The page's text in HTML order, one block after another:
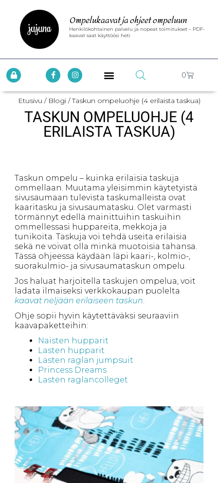
Ompelukaavat ja ohjeet ompeluun
Henkilökohtainen palvelu ja nopeat toimitukset – PDF-
kaavat saat käyttöösi heti
0
Etusivu / Blogi/ Taskun ompeluohje (4 erilaista taskua)
TASKUN OMPELUOHJE (4
ERILAISTA TASKUA)
Taskun ompelu – kuinka erilaisia taskuja
ommellaan. Muutama yleisimmin käytetyistä
sivusaumaan tulevista taskumalleista ovat
kaaritasku ja sivusaumatasku. Olet varmasti
törmännyt edellä mainittuihin taskuihin
ommellessasi huppareita, mekkoja ja
tunikoita. Taskuja voi tehdä useita erilaisia
sekä ne voivat olla minkä muotoisia tahansa.
Tässä ohjeessa käydään läpi kaari-, kolmio-,
suorakulmio- ja sivusaumataskun ompelu.
Jos haluat harjoitella taskujen ompelua, voit
ladata ilmaiseksi verkkokaupan puolelta
kaavat neljään erilaiseen taskun.
Ohje sopii hyvin käytettäväksi seuraaviin
kaavapaketteihin:
Naisten hupparit
Lasten hupparit
Lasten raglan jumpsuit
Princess Dreams
Lasten raglancolleget